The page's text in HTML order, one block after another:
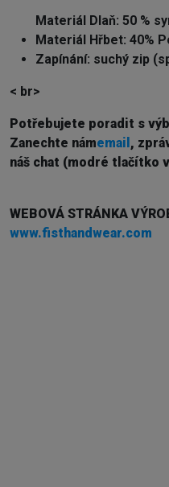
Materiál Dlaň: 50 %
Materiál Hřbet: 40%
Zapínání: suchý zip
< br>
Potřebujete poradit s
Zanechte námemail ,
náš chat (modré tlačítko
WEBOVÁ STRÁNKA
www.fisthandwear.com